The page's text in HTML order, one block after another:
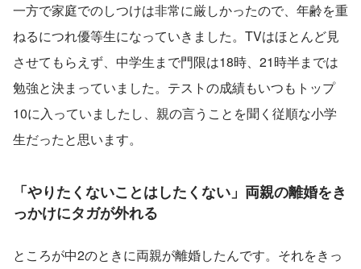
一方で家庭でのしつけは非常に厳しかったので、年齢を重
ねるにつれ優等生になっていきました。TVはほとんど見
させてもらえず、中学生まで門限は18時、21時半までは
勉強と決まっていました。テストの成績もいつもトップ
10に入っていましたし、親の言うことを聞く従順な小学
生だったと思います。
「やりたくないことはしたくない」 両親の離婚をき
っかけにタガが外れる
ところが中2のときに両親が離婚したんです。それをきっ